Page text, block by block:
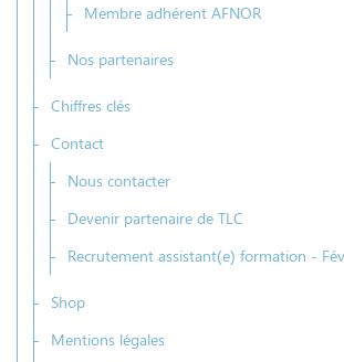
Membre adhérent AFNOR
Nos partenaires
Chiffres clés
Contact
Nous contacter
Devenir partenaire de TLC
Recrutement assistant(e) formation -
Shop
Mentions légales